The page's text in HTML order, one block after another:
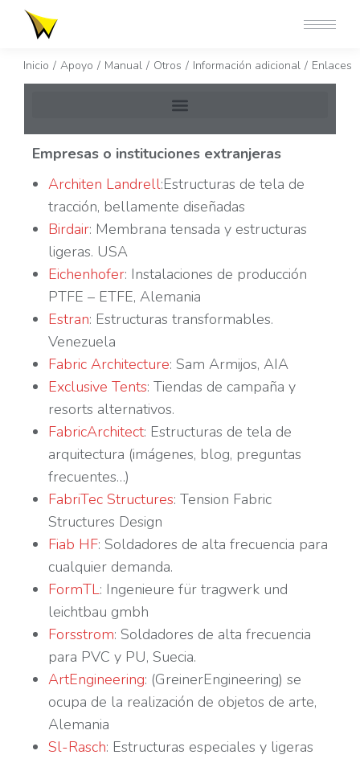
Estás aquí:
Inicio Apoyo Manual Otros Información adicional Enlaces
Empresas o instituciones extranjeras
Architen Landrell:Estructuras de tela de
tracción, bellamente diseñadas
Birdair: Membrana tensada y estructuras
ligeras. USA
Eichenhofer: Instalaciones de producción
PTFE – ETFE, Alemania
Estran: Estructuras transformables.
Venezuela
Fabric Architecture: Sam Armijos, AIA
Exclusive Tents: Tiendas de campaña y
resorts alternativos.
FabricArchitect: Estructuras de tela de
arquitectura (imágenes, blog, preguntas
frecuentes…)
FabriTec Structures: Tension Fabric
Structures Design
Fiab HF: Soldadores de alta frecuencia para
cualquier demanda.
FormTL: Ingenieure für tragwerk und
leichtbau gmbh
Forsstrom: Soldadores de alta frecuencia
para PVC y PU, Suecia.
ArtEngineering: (GreinerEngineering) se
ocupa de la realización de objetos de arte,
Alemania
Sl-Rasch: Estructuras especiales y ligeras